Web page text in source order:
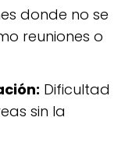
donde no se
reuniones o
Dificultad
sin la